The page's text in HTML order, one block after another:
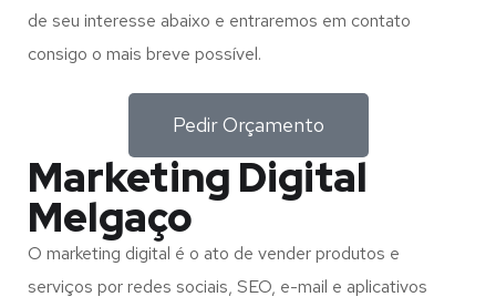
de seu interesse abaixo e entraremos em contato
consigo o mais breve possível.
Pedir Orçamento
Marketing Digital
Melgaço
O marketing digital é o ato de vender produtos e
serviços por redes sociais, SEO, e-mail e aplicativos